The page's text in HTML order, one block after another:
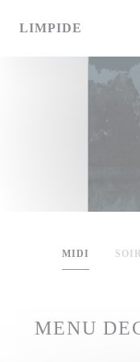
LIMPIDE
MIDI SOIR
MENU